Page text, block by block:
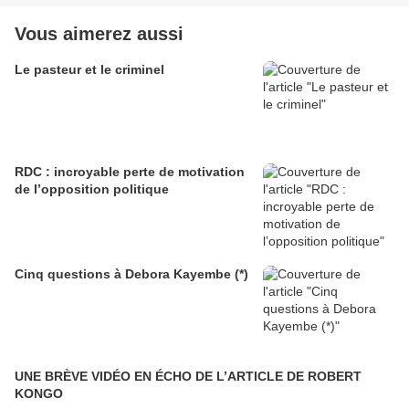
Vous aimerez aussi
Le pasteur et le criminel
RDC : incroyable perte de motivation
de l’opposition politique
Cinq questions à Debora Kayembe (*)
UNE BRÈVE VIDÉO EN ÉCHO DE L’ARTICLE DE ROBERT
KONGO